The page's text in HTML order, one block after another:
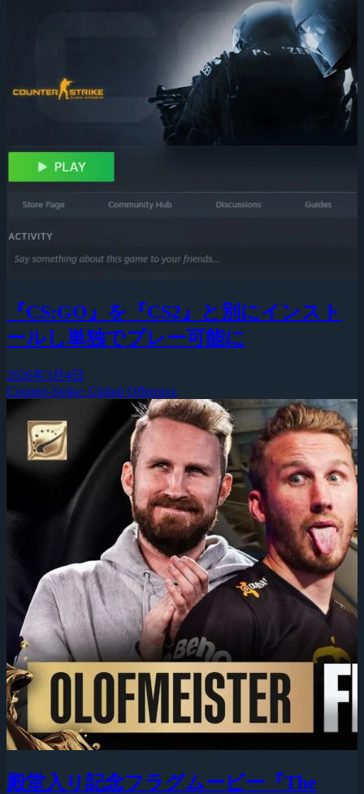
『CS:GO』を『CS2』と別にインスト
ールし単独でプレー可能に
2026年3月4日
Counter-Strike: Global Offensive
殿堂入り記念フラグムービー『The